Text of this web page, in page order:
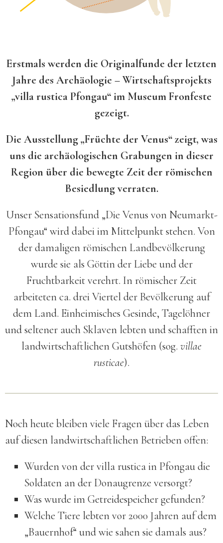
Erstmals werden die Originalfunde der letzten
Jahre des Archäologie – Wirtschaftsprojekts
„villa rustica Pfongau“ im Museum Fronfeste
gezeigt.
Die Ausstellung „Früchte der Venus“ zeigt, was
uns die archäologischen Grabungen in dieser
Region über die bewegte Zeit der römischen
Besiedlung verraten.
Unser Sensationsfund „Die Venus von Neumarkt-
Pfongau“ wird dabei im Mittelpunkt stehen. Von
der damaligen römischen Landbevölkerung
wurde sie als Göttin der Liebe und der
Fruchtbarkeit verehrt. In römischer Zeit
arbeiteten ca. drei Viertel der Bevölkerung auf
dem Land. Einheimisches Gesinde, Tagelöhner
und seltener auch Sklaven lebten und schafften in
landwirtschaftlichen Gutshöfen (sog. villae
rusticae).
Noch heute bleiben viele Fragen über das Leben
auf diesen landwirtschaftlichen Betrieben offen:
Wurden von der villa rustica in Pfongau die
Soldaten an der Donaugrenze versorgt?
Was wurde im Getreidespeicher gefunden?
Welche Tiere lebten vor 2000 Jahren auf dem
„Bauernhof“ und wie sahen sie damals aus?